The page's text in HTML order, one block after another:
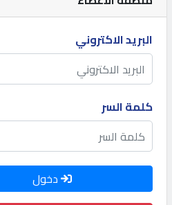
مطلوب
طلب
الاحصائيات
الأقسام
البريد الاكتروني
كلمة السر
دخول